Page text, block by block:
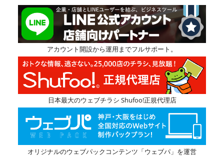
アカウント開設から運用までフルサポート。
日本最大のウェブチラシ Shufoo!正規代理店
オリジナルのウェブパックコンテンツ「ウェブパ」を運営